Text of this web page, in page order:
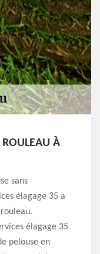
ROULEAU À
sans
élagage 35 a
élagage 35
pelouse en